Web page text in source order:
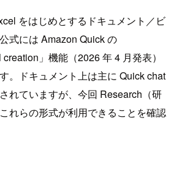
をはじめとするドキュメント／ビ
式には Amazon Quick の
」機能（2026 年 4 月発表）
。ドキュメント上は主に Quick chat
れていますが、今回 Research（研
れらの形式が利用できることを確認